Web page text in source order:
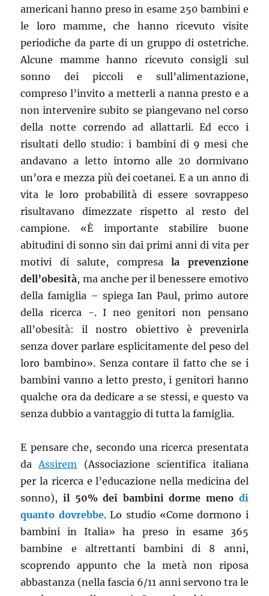
americani hanno preso in esame 250 bambini e
le loro mamme, che hanno ricevuto visite
periodiche da parte di un gruppo di ostetriche.
Alcune mamme hanno ricevuto consigli sul
sonno dei piccoli e sull’alimentazione,
compreso l’invito a metterli a nanna presto e a
non intervenire subito se piangevano nel corso
della notte correndo ad allattarli. Ed ecco i
risultati dello studio: i bambini di 9 mesi che
andavano a letto intorno alle 20 dormivano
un’ora e mezza più dei coetanei. E a un anno di
vita le loro probabilità di essere sovrappeso
risultavano dimezzate rispetto al resto del
campione. «È importante stabilire buone
abitudini di sonno sin dai primi anni di vita per
motivi di salute, compresa la prevenzione
dell’obesità, ma anche per il benessere emotivo
della famiglia – spiega Ian Paul, primo autore
della ricerca -. I neo genitori non pensano
all’obesità: il nostro obiettivo è prevenirla
senza dover parlare esplicitamente del peso del
loro bambino». Senza contare il fatto che se i
bambini vanno a letto presto, i genitori hanno
qualche ora da dedicare a se stessi, e questo va
senza dubbio a vantaggio di tutta la famiglia.
E pensare che, secondo una ricerca presentata
da Assirem (Associazione scientifica italiana
per la ricerca e l’educazione nella medicina del
sonno),il 50% dei bambini dorme meno di
quanto dovrebbe. Lo studio «Come dormono i
bambini in Italia» ha preso in esame 365
bambine e altrettanti bambini di 8 anni,
scoprendo appunto che la metà non riposa
abbastanza (nella fascia 6/11 anni servono tra le